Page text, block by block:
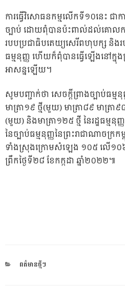
ការធ្វើវិសោធនកម្មលើកទី១០នេះ ជា
ច្បាប់ ដោយពុំបានប៉ះពាល់ដល់គោលកា
របបប្រជាធិបតេយ្យសេរីពហុបក្ស និងរ
ធម្មនុញ្ញ ហើយក៏ពុំបានធ្វើឡើងនៅក្នុ
អាសន្នឡើយ។
សូមបញ្ជាក់ថា សេចក្តីព្រាងច្បាប់ធម្ម
មាត្រា១៩ ថ្មី(មួយ) មាត្រា៨៩ មាត្រា៩
(មួយ) និងមាត្រា១២៥ ថ្មី នៃរដ្ឋធម្មនុញ្
នៃច្បាប់ធម្មនុញ្ញនៃព្រះរាជាណាចក្រក
ទាំងស្រុងក្រោមសំឡេង ១០៥ លើ១០
ព្រឹកថ្ងៃទី២៨ ខែកក្កដា ឆ្នាំ២០២២៕
CATEGORIES
ពត៌មានថ្មីៗ